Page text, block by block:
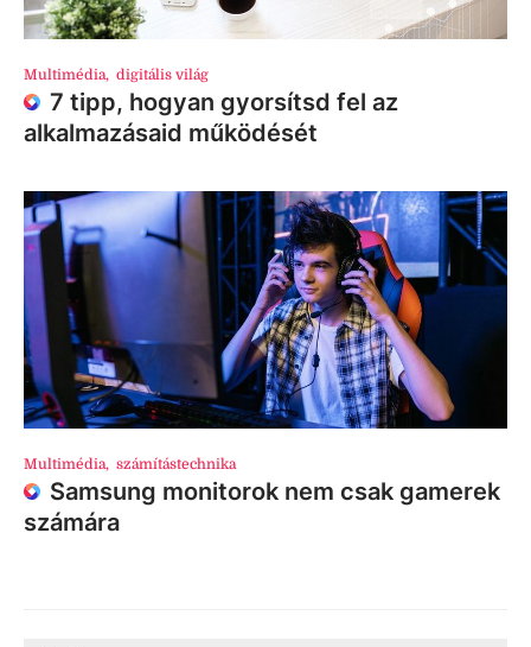
Multimédia, digitális világ
7 tipp, hogyan gyorsítsd fel az
alkalmazásaid működését
Multimédia, számítástechnika
Samsung monitorok nem csak gamerek
számára